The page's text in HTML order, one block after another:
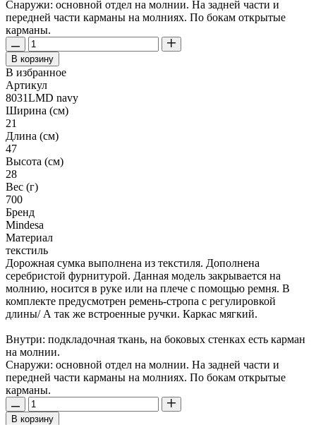
Снаружи: основной отдел на молнии. На задней части и
передней части карманы на молниях. По бокам открытые
карманы.
В корзину
В избранное
Артикул
8031LMD navy
Ширина (см)
21
Длина (см)
47
Высота (см)
28
Вес (г)
700
Бренд
Mindesa
Материал
текстиль
Дорожная сумка выполнена из текстиля. Дополнена
серебристой фурнитурой. Данная модель закрывается на
молнию, носится в руке или на плече с помощью ремня. В
комплекте предусмотрен ремень-стропа с регулировкой
длины/ А так же встроенные ручки. Каркас мягкий.
Внутри: подкладочная ткань, на боковых стенках есть карман
на молнии.
Снаружи: основной отдел на молнии. На задней части и
передней части карманы на молниях. По бокам открытые
карманы.
В корзину